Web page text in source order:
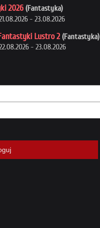
2026 (Fantastyka)
- 23.08.2026
Lustro 2 (Fantastyka)
- 23.08.2026